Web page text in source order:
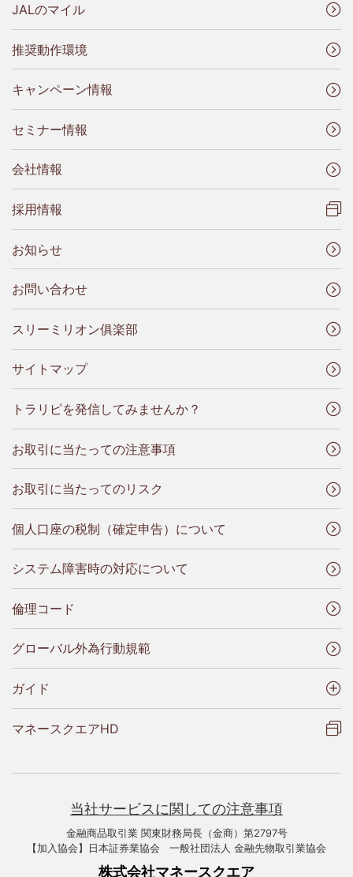
JALのマイル
推奨動作環境
キャンペーン情報
セミナー情報
会社情報
採用情報
お知らせ
お問い合わせ
スリーミリオン俱楽部
サイトマップ
トラリピを発信してみませんか？
お取引に当たっての注意事項
お取引に当たってのリスク
個人口座の税制（確定申告）について
システム障害時の対応について
倫理コード
グローバル外為行動規範
ガイド
マネースクエアHD
当社サービスに関しての注意事項
金融商品取引業 関東財務局長（金商）第2797号
【加入協会】日本証券業協会 一般社団法人 金融先物取引業協会
株式会社マネースクエア